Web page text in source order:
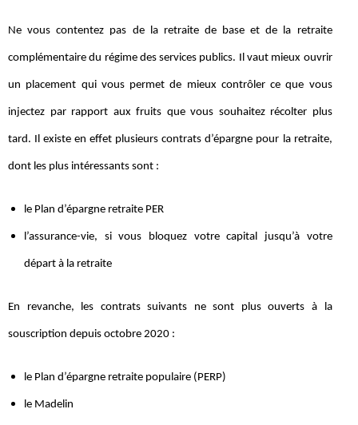
Ne vous contentez pas de la retraite de base et de la retraite
complémentaire du régime des services publics. Il vaut mieux ouvrir
un placement qui vous permet de mieux contrôler ce que vous
injectez par rapport aux fruits que vous souhaitez récolter plus
tard. Il existe en effet plusieurs contrats d’épargne pour la retraite,
dont les plus intéressants sont :
le Plan d’épargne retraite PER
l’assurance-vie, si vous bloquez votre capital jusqu’à votre
départ à la retraite
En revanche, les contrats suivants ne sont plus ouverts à la
souscription depuis octobre 2020 :
le Plan d’épargne retraite populaire (PERP)
le Madelin